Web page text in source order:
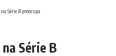
Série B preocupa
Série B